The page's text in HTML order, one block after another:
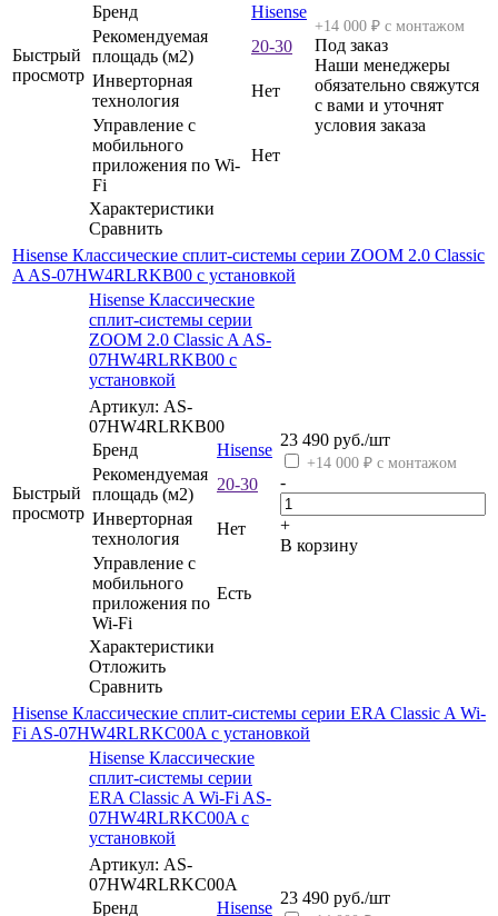
Быстрый
просмотр
Бренд
Hisense
Рекомендуемая
площадь (м2)
20-30
Инверторная
технология
Нет
Управление c
мобильного
приложения по Wi-
Fi
Нет
Характеристики
Сравнить
+14 000 ₽ с монтажом
Под заказ
Наши менеджеры
обязательно свяжутся
с вами и уточнят
условия заказа
Hisense Классические сплит-системы серии ZOOM 2.0 Classic
A AS-07HW4RLRKB00 с установкой
Быстрый
просмотр
Hisense Классические
сплит-системы серии
ZOOM 2.0 Classic A AS-
07HW4RLRKB00 с
установкой
Артикул: AS-
07HW4RLRKB00
Бренд
Hisense
Рекомендуемая
площадь (м2)
20-30
Инверторная
технология
Нет
Управление c
мобильного
приложения по
Wi-Fi
Есть
Характеристики
Отложить
Сравнить
23 490 руб./шт
+14 000 ₽ с монтажом
-
+
В корзину
Hisense Классические сплит-системы серии ERA Classic A Wi-
Fi AS-07HW4RLRKC00A с установкой
Hisense Классические
сплит-системы серии
ERA Classic A Wi-Fi AS-
07HW4RLRKC00A с
установкой
Артикул: AS-
07HW4RLRKC00A
Бренд
Hisense
23 490 руб./шт